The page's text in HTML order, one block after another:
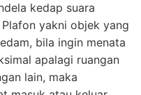
kedap suara
yakni objek yang
bila ingin menata
apalagi ruangan
lain, maka